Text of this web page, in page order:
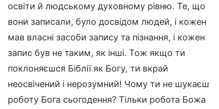
освіти й людському духовному рівню. Те, що
вони записали, було досвідом людей, і кожен
мав власні засоби запису та пізнання, і кожен
запис був не таким, як інші. Тож якщо ти
поклоняєшся Біблії як Богу, ти вкрай
неосвічений і нерозумний! Чому ти не шукаєш
роботу Бога сьогодення? Тільки робота Божа